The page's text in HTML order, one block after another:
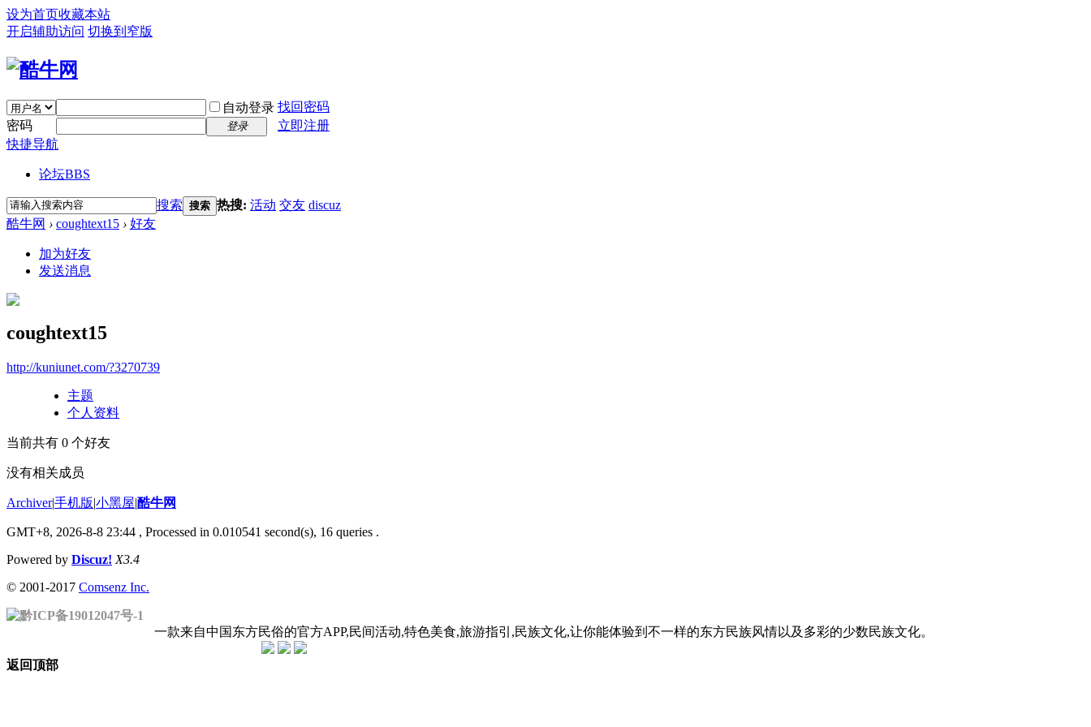
设为首页收藏本站
开启辅助访问 切换到窄版
自动登录 找回密码
密码
登录
立即注册
快捷导航
论坛BBS
搜索 搜索 热搜: 活动 交友 discuz
酷牛网 › coughtext15 › 好友
加为好友
发送消息
coughtext15
http://kuniunet.com/?3270739
主题
个人资料
当前共有 0 个好友
没有相关成员
Archiver|手机版|小黑屋|酷牛网
GMT+8, 2026-8-8 23:44 , Processed in 0.010541 second(s), 16 queries .
Powered by Discuz! X3.4
© 2001-2017 Comsenz Inc.
黔ICP备19012047号-1
一款来自中国东方民俗的官方APP,民间活动,特色美食,旅游指引,民族文化,让你能体验到不一样的东方民族风情以及多彩的少数民族文化。
返回顶部